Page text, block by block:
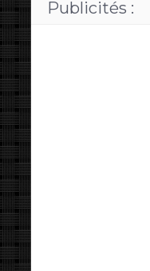
Publicités :